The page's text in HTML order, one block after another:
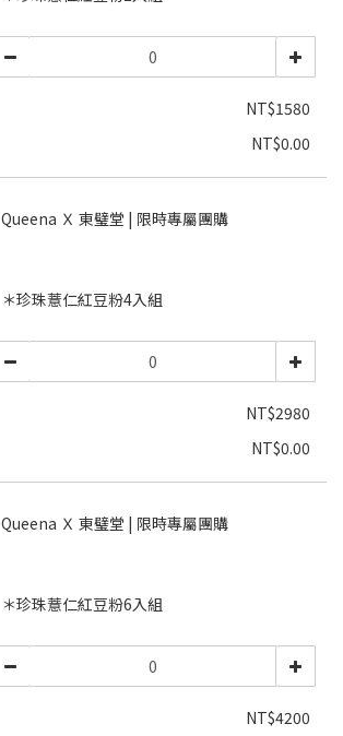
NT$1580
NT$0.00
Queena Ｘ 東璧堂 | 限時專屬團購
＊珍珠薏仁紅豆粉4入組
NT$2980
NT$0.00
Queena Ｘ 東璧堂 | 限時專屬團購
＊珍珠薏仁紅豆粉6入組
NT$4200